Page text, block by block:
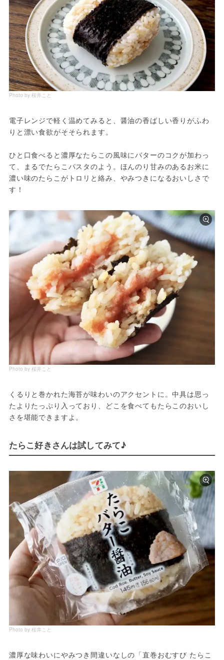
Photo by 桜井こと
電子レンジで軽く温めてみると、醤油の香ばしい香りがふわ
りと漂い食欲がそそられます。
ひと口食べると濃厚なたらこの風味にバターのコクが加わっ
て、まるでたらこパスタのよう。ほんのり甘みのあるお米に
濃い味のたらこがトロリと絡み、やみつきになるおいしさで
す！
Photo by 桜井こと
くるりと巻かれた海苔が味わいのアクセントに。中具は思っ
たよりたっぷり入っており、どこを食べてもたらこのおいし
さを堪能できますよ。
たらこ好きさんは試してみて♪
Photo by 桜井こと
濃厚な味わいにやみつき間違いなしの「直巻おむすび たらこ